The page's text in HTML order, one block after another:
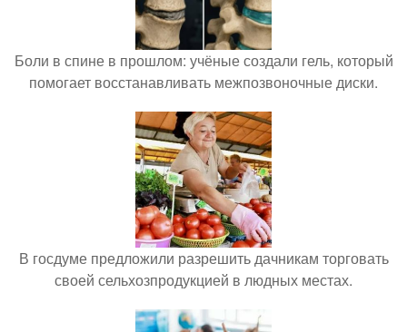
Боли в спине в прошлом: учёные создали гель, который
помогает восстанавливать межпозвоночные диски.
В госдуме предложили разрешить дачникам торговать
своей сельхозпродукцией в людных местах.